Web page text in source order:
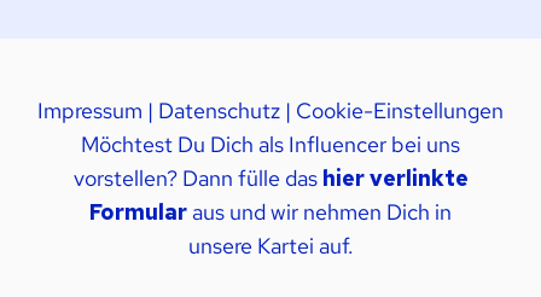
Impressum | Datenschutz | Cookie-Einstellungen
Möchtest Du Dich als Influencer bei uns
vorstellen? Dann fülle das hier verlinkte
Formular aus und wir nehmen Dich in
unsere Kartei auf.